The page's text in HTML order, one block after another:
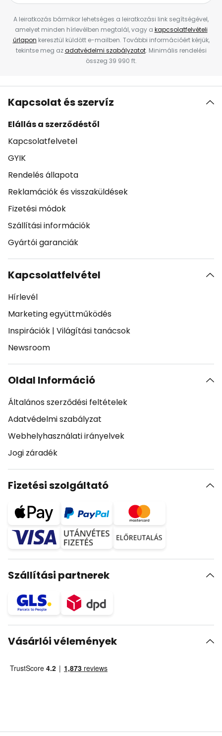
A leiratkozás bármikor lehetséges a leiratkozási link segítségével,
amelyet minden hírlevélben megtalál, vagy a kapcsolatfelvételi
űrlapon keresztül küldött e-mailben. További információért kérjük,
tekintse meg azadatvédelmi szabályzatot. Minimális rendelési
összeg 39 990 ft.
Kapcsolat és szervíz
Elállás a szerződéstől
Kapcsolatfelvetel
GYIK
Rendelés állapota
Reklamációk és visszaküldések
Fizetési módok
Szállítási információk
Gyártói garanciák
Kapcsolatfelvétel
Hírlevél
Marketing együttműködés
Inspirációk | Világítási tanácsok
Newsroom
Oldal Információ
Általános szerződési feltételek
Adatvédelmi szabályzat
Webhelyhasználati irányelvek
Jogi záradék
Fizetési szolgáltató
Szállítási partnerek
Vásárlói vélemények